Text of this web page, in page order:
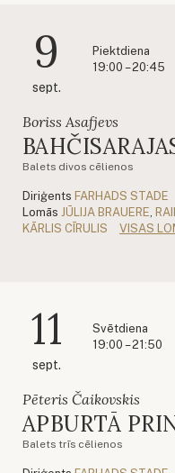
9
sept.
Piektdiena
19:00 – 20:45
Boriss Asafjevs
Balets divos cēlienos
Diriģents FARHADS STADE
Lomās JŪLIJA BRAUERE
KĀRLIS CĪRULIS
VISAS
11
sept.
Svētdiena
19:00 – 21:50
Pēteris Čaikovskis
APBURTĀ
Balets trīs cēlienos